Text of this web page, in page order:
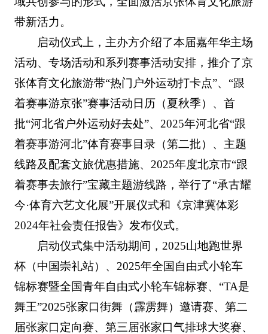
带新活力。
启动仪式上，主办方介绍了本届嘉年华主场
活动、专场活动和系列赛事活动安排，推介了京
张体育文化旅游带“热门户外运动打卡点”、“跟
着赛事游京张”赛事活动日历（夏秋季）、首
批“河北省户外运动好去处”、2025年河北省“跟
着赛事游河北”体育赛事目录（第二批）、主题
线路及配套文旅优惠措施、2025年度北京市“跟
着赛事去旅行”宝藏主题游线路，举行了“承古耀
今·体育六艺文化展”开展仪式和《京津冀体彩
2024年社会责任报告》发布仪式。
启动仪式集中活动期间，2025山地跑世界
杯（中国崇礼站）、2025年全国自由式小轮车
锦标赛暨全国青年自由式小轮车锦标赛、“TA是
舞王”2025张家口街舞（霹雳舞）邀请赛、第二
届张家口定向赛、第三届张家口气排球大奖赛、